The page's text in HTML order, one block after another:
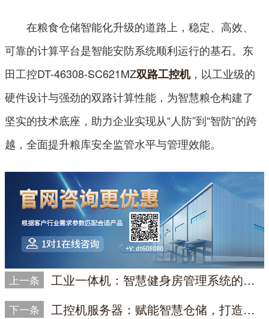
在粮食仓储智能化升级的道路上，稳定、高效、
可靠的计算平台是智能安防系统顺利运行的基石。东
田工控DT-46308-SC621MZ双路工控机，以工业级的
硬件设计与强劲的双路计算性能，为智慧粮仓构建了
坚实的技术底座，助力企业实现从“人防”到“智防”的跨
越，全面提升粮库安全监管水平与管理效能。
上一条 工业一体机：智慧健身房管理系统的高效核心|DTZ-R101E-3568
下一条 工控机服务器：赋能智慧仓储，打造高效智能网关解决方案|DT-26508-PF2KMZ